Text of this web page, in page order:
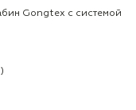
Gongtex с системой